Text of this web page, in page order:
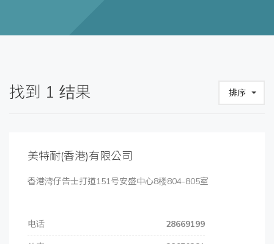
找到 1 结果 排序
美特耐(香港)有限公司
香港湾仔告士打道151号安盛中心8楼804-805室
电话
28669199